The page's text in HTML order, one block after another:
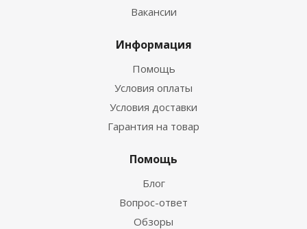
Вакансии
Информация
Помощь
Условия оплаты
Условия доставки
Гарантия на товар
Помощь
Блог
Вопрос-ответ
Обзоры